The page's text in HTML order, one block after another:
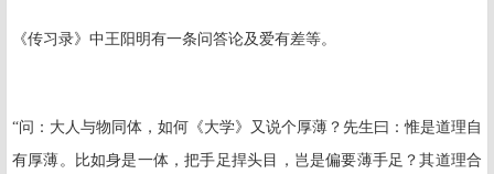
《传习录》中王阳明有一条问答论及爱有差等。
“问：大人与物同体，如何《大学》又说个厚薄？先生曰：惟是道理自
有厚薄。比如身是一体，把手足捍头目，岂是偏要薄手足？其道理合